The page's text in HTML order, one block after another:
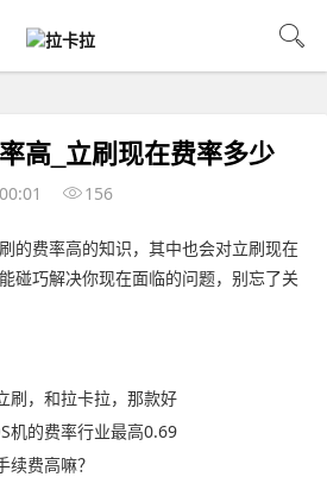
高_立刷现在费率多少
156
的费率高的知识，其中也会对立刷现在
碰巧解决你现在面临的问题，别忘了关
刷，和拉卡拉，那款好
机的费率行业最高0.69
续费高嘛？